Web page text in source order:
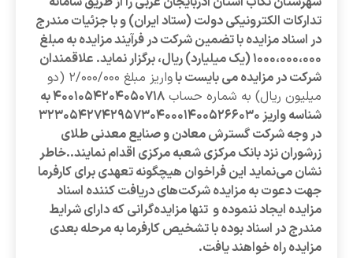
تدارکات الکترونیکی دولت (ستاد ایران) و با جزئیات مندرج
در اسناد مزایده با تضمین شرکت در فرآیند مزایده به مبلغ
۱۰۰۰،۰۰۰،۰۰۰ (یک میلیارد) ریال، برگزار نماید. علاقمندان
شرکت در مزایده می بایست با
واریز مبلغ ۲/۰۰۰/۰۰۰ (دو
میلیون ریال) به شماره حساب
۴۰۰۱۰۵۴۲۰۴۰۵۰۷۱۸ به
شناسه واریز ۳۲۳۰۵۴۲۷۴۲۹۵۷۳۰۴۰۰۰۱۴۰۰۵۲۶۶۰۳۰
در وجه شرکت گسترش معادن و صنایع معدنی طلای
زرشوران نزد بانک مرکزی شعبه مرکزی اقدام نمایند..خاطر
نشان می‌نماید این فراخوان هیچگونه تعهدی برای کارفرما
جهت دعوت به مزایده شرکت‌های دریافت کننده اسناد
مزایده ایجاد ننموده و تنها مزایده‌گرانی که دارای شرایط
مندرج در اسناد بوده با تشخیص کارفرما به مرحله بعدی
مزایده راه خواهند یافت.